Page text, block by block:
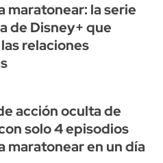
maratonear: la serie
de Disney+ que
relaciones
acción oculta de
solo 4 episodios
maratonear en un día